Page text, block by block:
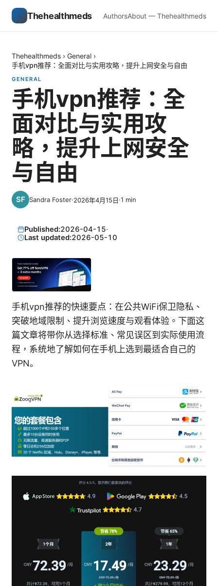
Thehealthmeds AuthorsAbout — Thehealthmeds
Thehealthmeds › General ›
手机vpn推荐：全面对比与实用攻略，提升上网安全与自由
GENERAL
手机vpn推荐：全
面对比与实用攻
略，提升上网安全
与自由
Sandra Foster·2026年4月15日·1 min
Published:2026-04-15·
Last updated:2026-05-10
手机vpn推荐的快速要点：在公共WiFi保卫隐私、
突破地域限制、提升浏览速度与观看体验。下面这
篇文章将带你从选择标准、常见误区到实际使用流
程，系统地了解如何在手机上选到最适合自己的
VPN。